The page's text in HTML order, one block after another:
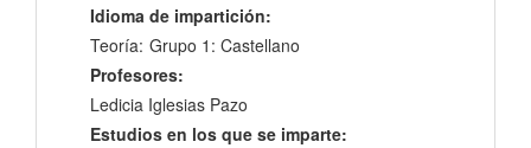
Idioma de impartición:
Teoría: Grupo 1: Castellano
Profesores:
Ledicia Iglesias Pazo
Estudios en los que se imparte: